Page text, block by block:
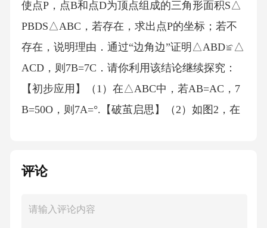
使点P，点B和点D为顶点组成的三角形面积S△
PBDS△ABC，若存在，求出点P的坐标；若不
存在，说明理由．通过“边角边”证明△ABD≌△
ACD，则7B=7C．请你利用该结论继续探究：
【初步应用】（1）在△ABC中，若AB=AC，7
B=50O，则7A=°.【破茧启思】（2）如图2，在
C外一点，EF与AB交于点G，若DE=EF，ÐABC
评论